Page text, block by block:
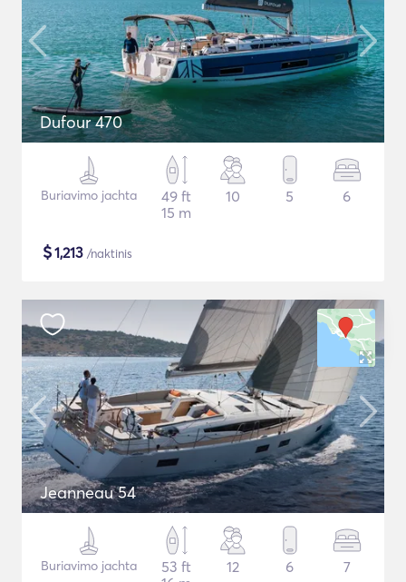
Dufour 470
Buriavimo jachta
49 ft
15 m
10 5 6
$1,213 /naktinis
Jeanneau 54
Buriavimo jachta
53 ft
12 6 7